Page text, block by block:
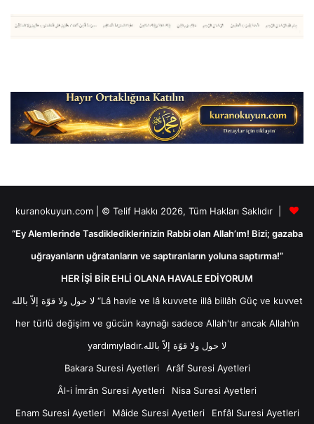
kuranokuyun.com | © Telif Hakkı 2026, Tüm Hakları Saklıdır |
“Ey Alemlerinde Tasdiklediklerinizin Rabbi olan Allah’ım! Bizi; gazaba
uğrayanların uğratanların ve saptıranların yoluna saptırma!”
HER İŞİ BİR EHLİ OLANA HAVALE EDİYORUM
لا حول ولا قوّة إلاّ بالله “Lâ havle ve lâ kuvvete illâ billâh Güç ve kuvvet
her türlü değişim ve gücün kaynağı sadece Allah'tır ancak Allah’ın
yardımıyladır.لا حول ولا قوّة إلاّ بالله
Bakara Suresi Ayetleri
Arâf Suresi Ayetleri
Âl-i İmrân Suresi Ayetleri
Nisa Suresi Ayetleri
Enam Suresi Ayetleri
Mâide Suresi Ayetleri Enfâl Suresi Ayetleri